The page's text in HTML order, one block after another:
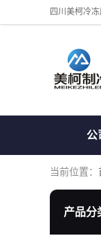
公
当前位置：
产品分